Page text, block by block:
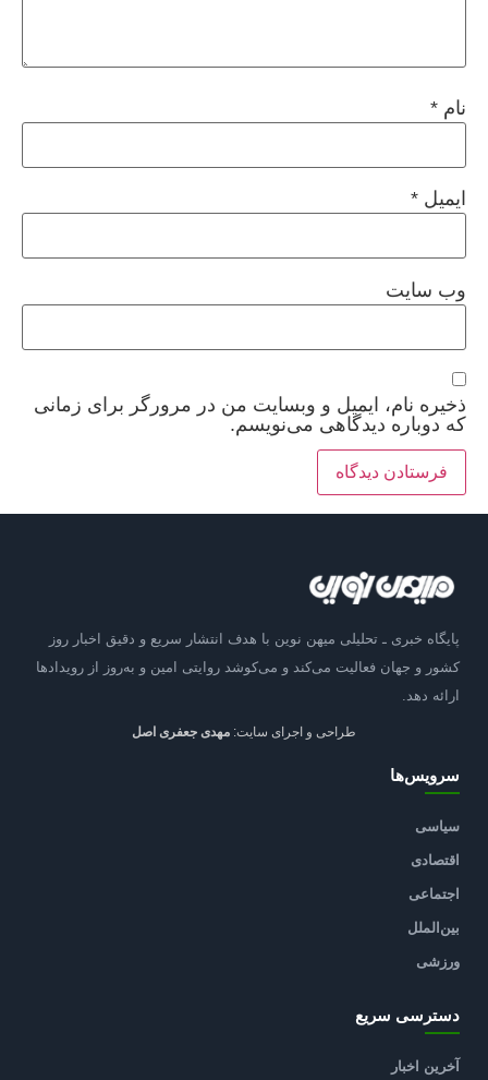
نام *
ایمیل *
وب‌ سایت
ذخیره نام، ایمیل و وبسایت من در مرورگر برای زمانی
که دوباره دیدگاهی می‌نویسم.
پایگاه خبری ـ تحلیلی میهن نوین با هدف انتشار سریع و دقیق اخبار روز
کشور و جهان فعالیت می‌کند و می‌کوشد روایتی امین و به‌روز از رویدادها
ارائه دهد.
طراحی و اجرای سایت: مهدی جعفری اصل
سرویس‌ها
سیاسی
اقتصادی
اجتماعی
بین‌الملل
ورزشی
دسترسی سریع
آخرین اخبار